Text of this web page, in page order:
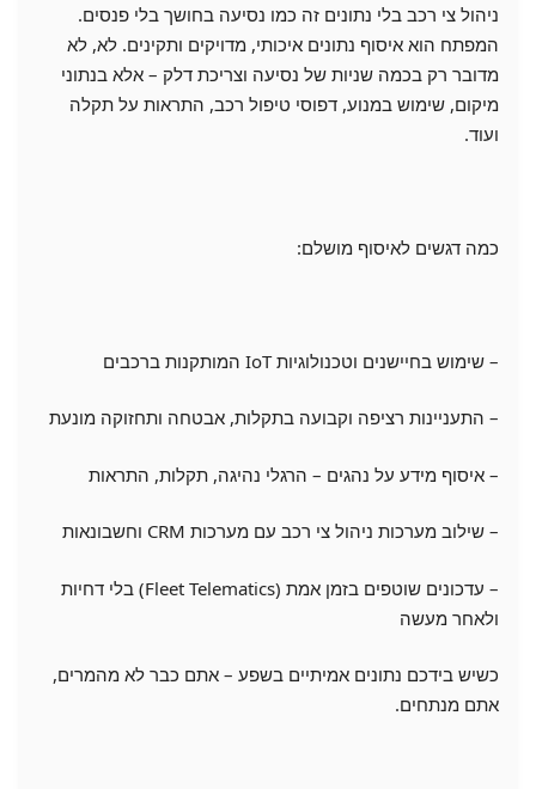
ניהול צי רכב בלי נתונים זה כמו נסיעה בחושך בלי פנסים.
המפתח הוא איסוף נתונים איכותי, מדויקים ותקינים. לא, לא
מדובר רק בכמה שניות של נסיעה וצריכת דלק – אלא בנתוני
מיקום, שימוש במנוע, דפוסי טיפול רכב, התראות על תקלה
ועוד.
כמה דגשים לאיסוף מושלם:
– שימוש בחיישנים וטכנולוגיות IoT המותקנות ברכבים
– התעניינות רציפה וקבועה בתקלות, אבטחה ותחזוקה מונעת
– איסוף מידע על נהגים – הרגלי נהיגה, תקלות, התראות
– שילוב מערכות ניהול צי רכב עם מערכות CRM וחשבונאות
– עדכונים שוטפים בזמן אמת (Fleet Telematics) בלי דחיות
ולאחר מעשה
כשיש בידכם נתונים אמיתיים בשפע – אתם כבר לא מהמרים,
אתם מנתחים.